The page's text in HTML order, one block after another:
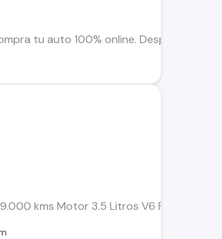
tu auto 100% online. Despachos
kms Motor 3.5 Litros V6 Potencia